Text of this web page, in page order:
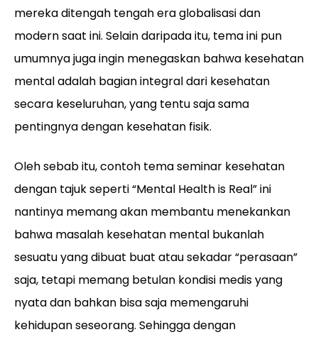
mereka ditengah tengah era globalisasi dan
modern saat ini. Selain daripada itu, tema ini pun
umumnya juga ingin menegaskan bahwa kesehatan
mental adalah bagian integral dari kesehatan
secara keseluruhan, yang tentu saja sama
pentingnya dengan kesehatan fisik.
Oleh sebab itu, contoh tema seminar kesehatan
dengan tajuk seperti “Mental Health is Real” ini
nantinya memang akan membantu menekankan
bahwa masalah kesehatan mental bukanlah
sesuatu yang dibuat buat atau sekadar “perasaan”
saja, tetapi memang betulan kondisi medis yang
nyata dan bahkan bisa saja memengaruhi
kehidupan seseorang. Sehingga dengan